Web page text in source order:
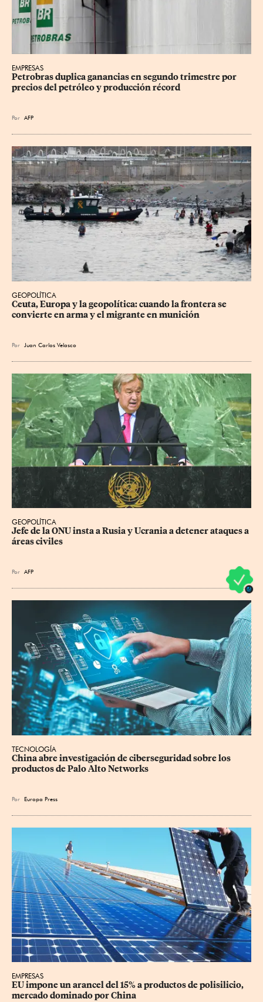
EMPRESAS
Petrobras duplica ganancias en segundo trimestre por
precios del petróleo y producción récord
Por AFP
GEOPOLÍTICA
Ceuta, Europa y la geopolítica: cuando la frontera se
convierte en arma y el migrante en munición
Por Juan Carlos Velasco
GEOPOLÍTICA
Jefe de la ONU insta a Rusia y Ucrania a detener ataques a
áreas civiles
Por AFP
TECNOLOGÍA
China abre investigación de ciberseguridad sobre los
productos de Palo Alto Networks
Por Europa Press
EMPRESAS
EU impone un arancel del 15% a productos de polisilicio,
mercado dominado por China